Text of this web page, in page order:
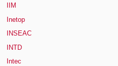
IIM
Inetop
INSEAC
INTD
Intec